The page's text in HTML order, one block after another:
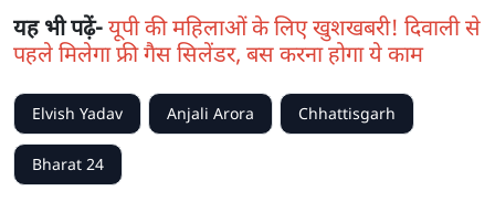
यह भी पढ़ें-यूपी की महिलाओं के लिए खुशखबरी! दिवाली से
पहले मिलेगा फ्री गैस सिलेंडर, बस करना होगा ये काम
Elvish Yadav Anjali Arora Chhattisgarh
Bharat 24